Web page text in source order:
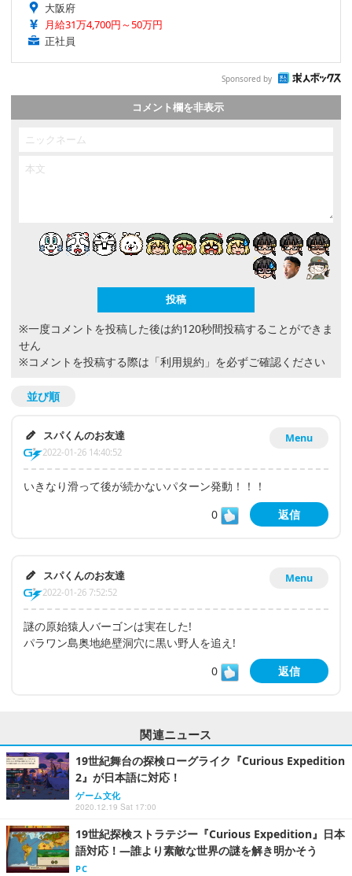
大阪府
月給31万4,700円～50万円
正社員
Sponsored by
コメント欄を非表示
※一度コメントを投稿した後は約120秒間投稿することができま
せん
※コメントを投稿する際は 「利用規約」 を必ずご確認ください
並び順
Menu
スパくんのお友達
2022-01-26 14:40:52
いきなり滑って後が続かないパターン発動！！！
0
返信
Menu
スパくんのお友達
2022-01-26 7:52:52
謎の原始猿人バーゴンは実在した!
パラワン島奥地絶壁洞穴に黒い野人を追え!
0
返信
関連ニュース
19世紀舞台の探検ローグライク『Curious Expedition
2』が日本語に対応！
ゲーム文化
2020.12.19 Sat 17:00
19世紀探検ストラテジー『Curious Expedition』日本
語対応！―誰より素敵な世界の謎を解き明かそう
PC